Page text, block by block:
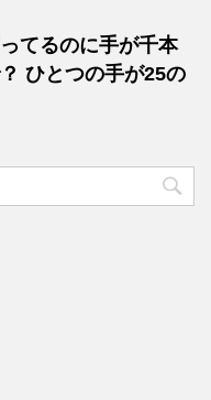
てるのに手が千本
ひとつの手が25の